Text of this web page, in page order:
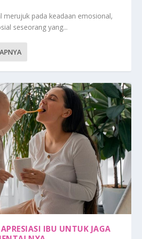
merujuk pada keadaan emosional,
seseorang yang...
IBU UNTUK JAGA